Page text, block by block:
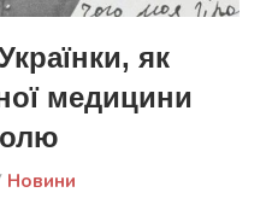
як
медицини
Новини